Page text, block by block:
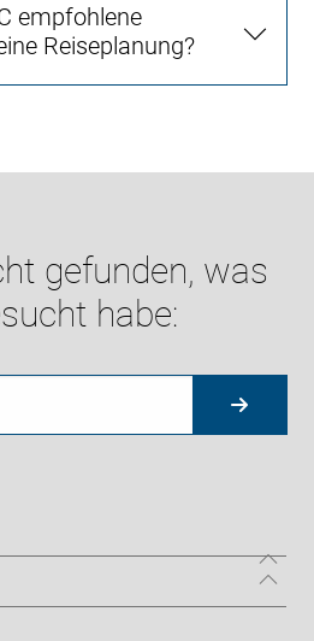
empfohlene
Reiseplanung?
gefunden, was
habe: